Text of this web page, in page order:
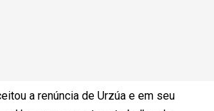
a renúncia de Urzúa e em seu